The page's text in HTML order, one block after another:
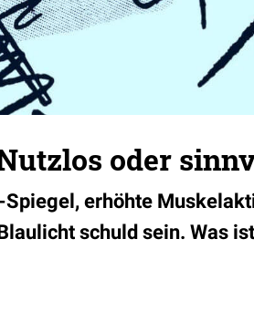
oder
erhöhte
schuld sein. Was